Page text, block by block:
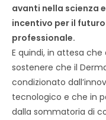
avanti nella scienza
incentivo per il
professionale.
E quindi, in attesa
sostenere che il
condizionato
tecnologico e che in
dalla sommatoria di